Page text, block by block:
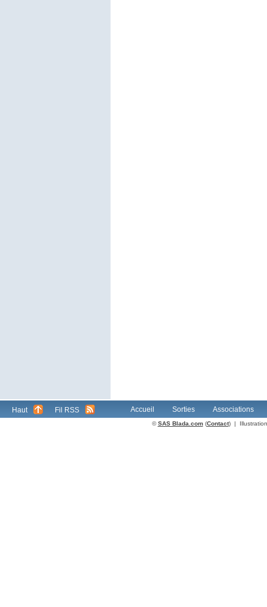
Haut Fil RSS Accueil Sorties Associations
©SAS Blada.com(Contact) |